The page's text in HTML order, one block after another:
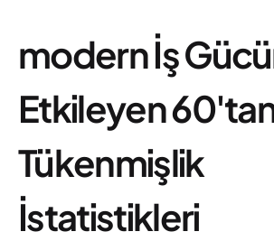
modern İş
Etkileyen
Tükenmişlik
İstatistikleri